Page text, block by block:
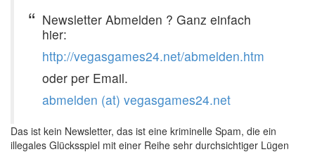
Newsletter Abmelden ? Ganz einfach
hier:
http://vegasgames24.net/abmelden.htm
oder per Email.
abmelden (at) vegasgames24.net
Das ist kein Newsletter, das ist eine kriminelle Spam, die ein
illegales Glücksspiel mit einer Reihe sehr durchsichtiger Lügen